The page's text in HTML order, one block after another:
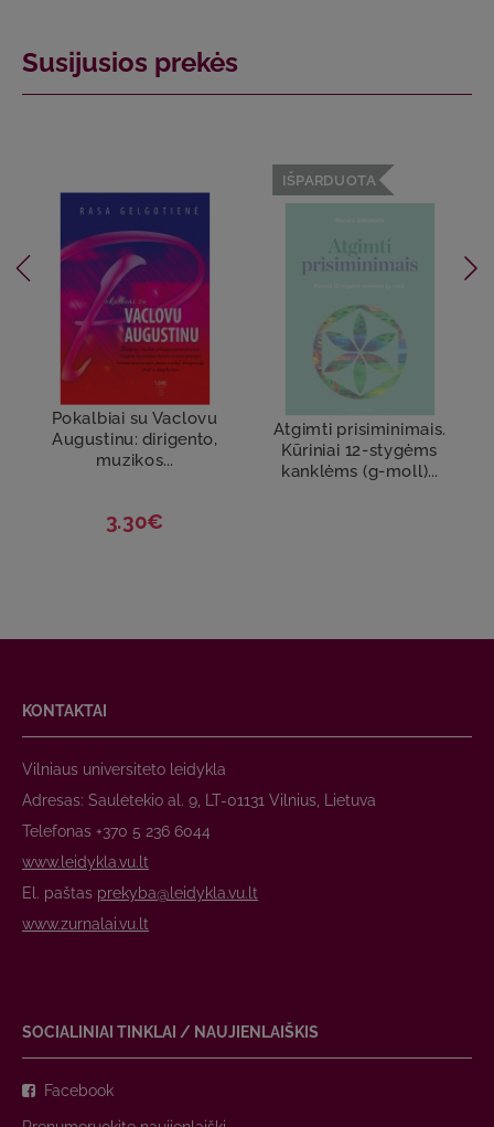
Susijusios prekės
Pokalbiai su Vaclovu
Augustinu: dirigento,
muzikos...
3.30€
IŠPARDUOTA
Atgimti prisiminimais.
Kūriniai 12-stygėms
kanklėms (g-moll)...
KONTAKTAI
Vilniaus universiteto leidykla
Adresas: Saulėtekio al. 9, LT-01131 Vilnius, Lietuva
Telefonas +370 5 236 6044
www.leidykla.vu.lt
El. paštas prekyba@leidykla.vu.lt
www.zurnalai.vu.lt
SOCIALINIAI TINKLAI / NAUJIENLAIŠKIS
Facebook